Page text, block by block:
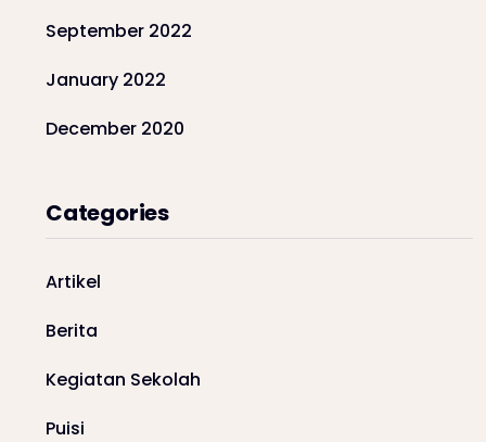
September 2022
January 2022
December 2020
Categories
Artikel
Berita
Kegiatan Sekolah
Puisi